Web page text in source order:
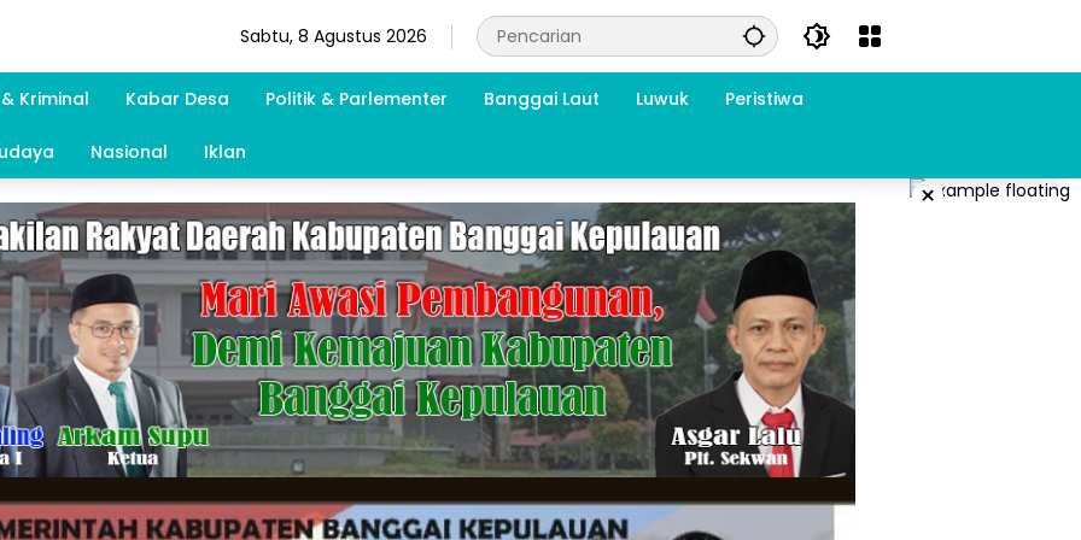
Sabtu, 8 Agustus 2026
Kriminal Kabar Desa Politik & Parlementer Banggai Laut Luwuk Peristiwa
Nasional Iklan
×